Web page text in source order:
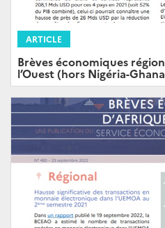
ARTICLE
Brèves économiques
l’Ouest (hors Nigéria-